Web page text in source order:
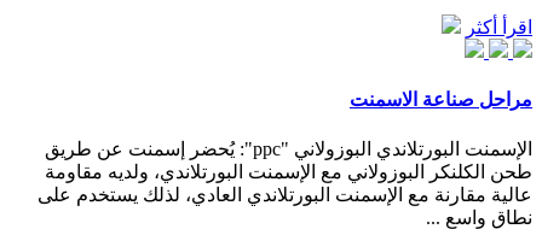
اقرأ أكثر
مراحل صناعة الاسمنت
الإسمنت البورتلاندي البوزولاني "ppc": يُحضر إسمنت عن طريق
طحن الكلنكر البوزولاني مع الإسمنت البورتلاندي، ولديه مقاومة
عالية مقارنة مع الإسمنت البورتلاندي العادي، لذلك يستخدم على
نطاق واسع ...